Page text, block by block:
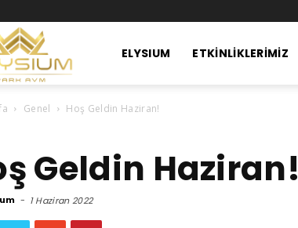
Park
Avm
ELYSIUM ETKINLIKLERIMIZ
Genel Hoş Geldin Haziran!
Geldin Haziran!
- 1 Haziran 2022